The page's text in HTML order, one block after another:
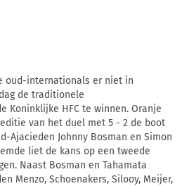
oud-internationals er niet in
de traditionele
Koninklijke HFC te winnen. Oranje
van het duel met 5 - 2 de boot
Ajacieden Johnny Bosman en Simon
liet de kans op een tweede
Naast Bosman en Tahamata
Menzo, Schoenakers, Silooy, Meijer,